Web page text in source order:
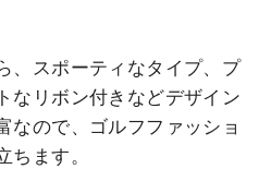
、スポーティなタイプ、プ
なリボン付きなどデザイン
なので、ゴルフファッショ
ちます。